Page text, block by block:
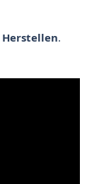
Herstellen.